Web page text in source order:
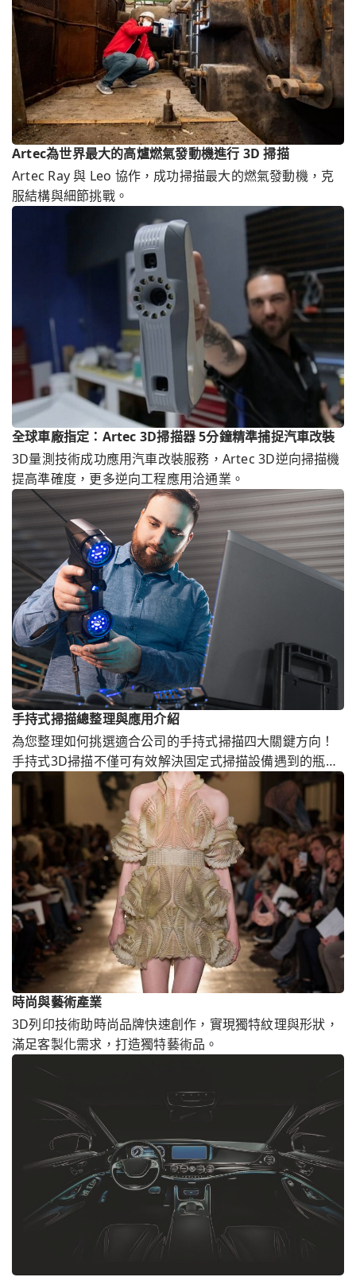
Artec為世界最大的高爐燃氣發動機進行 3D 掃描
Artec Ray 與 Leo 協作，成功掃描最大的燃氣發動機，克
服結構與細節挑戰。
全球車廠指定：Artec 3D掃描器 5分鐘精準捕捉汽車改裝
3D量測技術成功應用汽車改裝服務，Artec 3D逆向掃描機
提高準確度，更多逆向工程應用洽通業。
手持式掃描總整理與應用介紹
為您整理如何挑選適合公司的手持式掃描四大關鍵方向！
手持式3D掃描不僅可有效解決固定式掃描設備遇到的瓶
頸，還能協助優化生產效率進而降低成本。
時尚與藝術產業
3D列印技術助時尚品牌快速創作，實現獨特紋理與形狀，
滿足客製化需求，打造獨特藝術品。